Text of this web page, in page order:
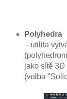
Polyhedra
- utilita
jako sítě
(volba